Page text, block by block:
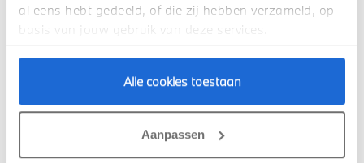
al eens hebt gedeeld, of die zij hebben verzameld, op
basis van jouw gebruik van deze services.
Alle cookies toestaan
Aanpassen
BMW Iconic Glow Niergrille & Koplampen
veeleisendheid – merkbaar in elk detail. De strakke, rustige